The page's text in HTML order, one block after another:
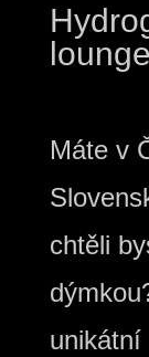
lounge
Máte v
chtěli
unikátní